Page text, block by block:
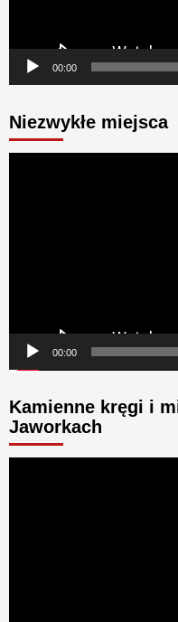
00:00
Niezwykłe miejsca
00:00
Kamienne kręgi i
Jaworkach